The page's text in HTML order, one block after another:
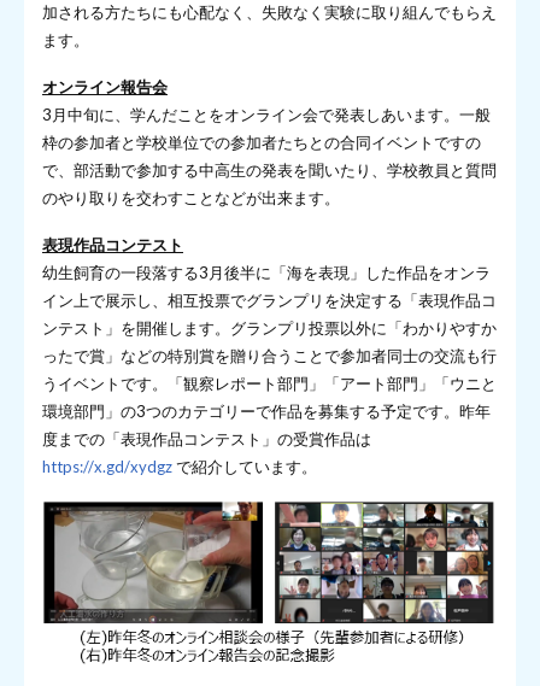
加される方たちにも心配なく、失敗なく実験に取り組んでもらえ
ます。
オンライン報告会
3月中旬に、学んだことをオンライン会で発表しあいます。一般
枠の参加者と学校単位での参加者たちとの合同イベントですの
で、部活動で参加する中高生の発表を聞いたり、学校教員と質問
のやり取りを交わすことなどが出来ます。
表現作品コンテスト
幼生飼育の一段落する3月後半に「海を表現」した作品をオンラ
イン上で展示し、相互投票でグランプリを決定する「表現作品コ
ンテスト」を開催します。グランプリ投票以外に「わかりやすか
ったで賞」などの特別賞を贈り合うことで参加者同士の交流も行
うイベントです。「観察レポート部門」「アート部門」「ウニと
環境部門」の3つのカテゴリーで作品を募集する予定です。昨年
度までの「表現作品コンテスト」の受賞作品は
https://x.gd/xydgzで紹介しています。